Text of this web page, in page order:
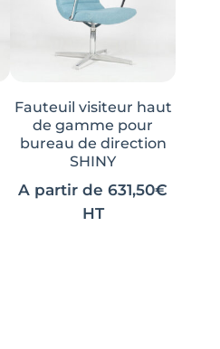
Fauteuil visiteur haut
de gamme pour
bureau de direction
SHINY
A partir de631,50€
HT